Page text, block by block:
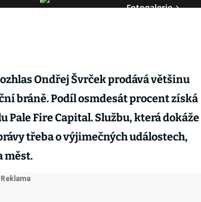
Fotogalerie
Ondřej Švrček prodává většinu
bráně. Podíl osmdesát procent získá
Fire Capital. Službu, která dokáže
třeba o výjimečných událostech,
měst.